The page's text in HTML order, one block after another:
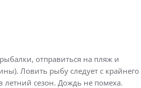
отправиться на пляж и
Ловить рыбу следует с крайнего
летний сезон. Дождь не помеха.